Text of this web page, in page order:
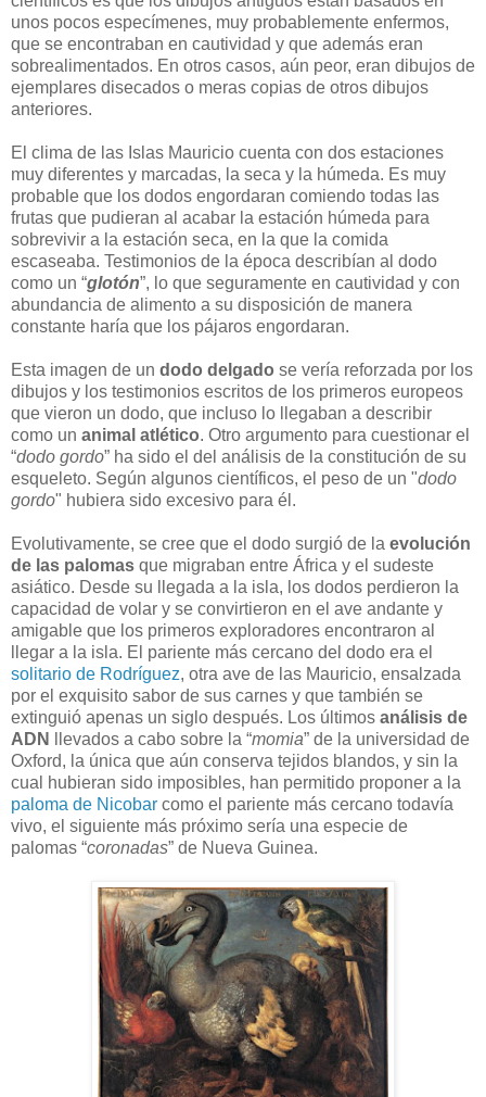
unos pocos especímenes, muy probablemente enfermos,
que se encontraban en cautividad y que además eran
sobrealimentados. En otros casos, aún peor, eran dibujos de
ejemplares disecados o meras copias de otros dibujos
anteriores.
El clima de las Islas Mauricio cuenta con dos estaciones
muy diferentes y marcadas, la seca y la húmeda. Es muy
probable que los dodos engordaran comiendo todas las
frutas que pudieran al acabar la estación húmeda para
sobrevivir a la estación seca, en la que la comida
escaseaba. Testimonios de la época describían al dodo
como un “glotón”, lo que seguramente en cautividad y con
abundancia de alimento a su disposición de manera
constante haría que los pájaros engordaran.
Esta imagen de un dodo delgado se vería reforzada por los
dibujos y los testimonios escritos de los primeros europeos
que vieron un dodo, que incluso lo llegaban a describir
como un animal atlético. Otro argumento para cuestionar el
“dodo gordo” ha sido el del análisis de la constitución de su
esqueleto. Según algunos científicos, el peso de un "dodo
gordo" hubiera sido excesivo para él.
Evolutivamente, se cree que el dodo surgió de la evolución
de las palomas que migraban entre África y el sudeste
asiático. Desde su llegada a la isla, los dodos perdieron la
capacidad de volar y se convirtieron en el ave andante y
amigable que los primeros exploradores encontraron al
llegar a la isla. El pariente más cercano del dodo era el
solitario de Rodríguez, otra ave de las Mauricio, ensalzada
por el exquisito sabor de sus carnes y que también se
extinguió apenas un siglo después. Los últimos análisis de
ADN
llevados a cabo sobre la “momia” de la universidad de
Oxford, la única que aún conserva tejidos blandos, y sin la
cual hubieran sido imposibles, han permitido proponer a la
paloma de Nicobar como el pariente más cercano todavía
vivo, el siguiente más próximo sería una especie de
palomas “coronadas” de Nueva Guinea.